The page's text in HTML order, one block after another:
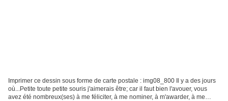
Imprimer ce dessin sous forme de carte postale : img08_800 Il y a des jours
où...Petite toute petite souris j'aimerais être; car il faut bien l'avouer, vous
avez été nombreux(ses) à me féliciter, à me nominer, à m'awarder, à me